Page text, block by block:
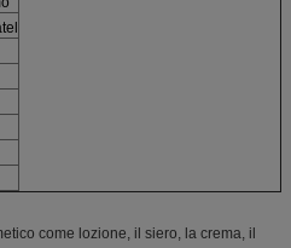
come lozione, il siero, la crema, il